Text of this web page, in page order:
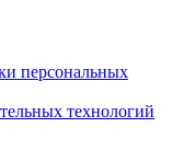
персональных
технологий